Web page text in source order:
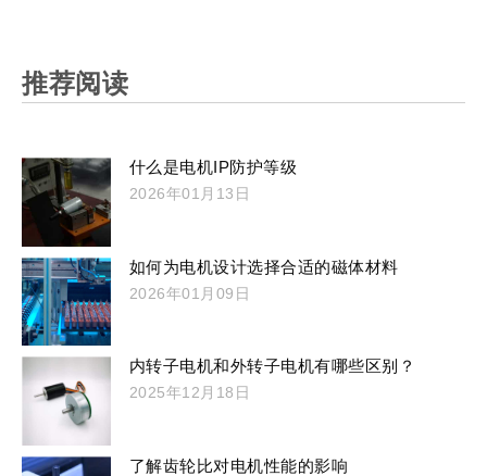
推荐阅读
什么是电机IP防护等级
2026年01月13日
如何为电机设计选择合适的磁体材料
2026年01月09日
内转子电机和外转子电机有哪些区别？
2025年12月18日
了解齿轮比对电机性能的影响